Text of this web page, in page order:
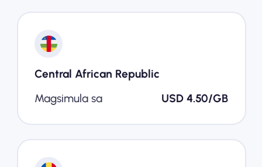
Central African Republic
Magsimula sa
USD 4.50/GB